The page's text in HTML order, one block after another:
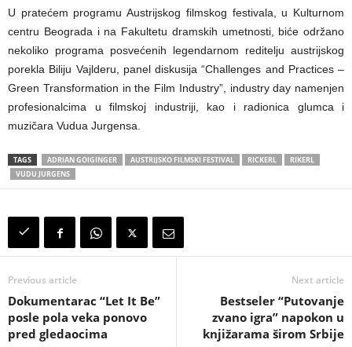
U pratećem programu Austrijskog filmskog festivala, u Kulturnom
centru Beograda i na Fakultetu dramskih umetnosti, biće održano
nekoliko programa posvećenih legendarnom reditelju austrijskog
porekla Biliju Vajlderu, panel diskusija “Challenges and Practices –
Green Transformation in the Film Industry”, industry day namenjen
profesionalcima u filmskoj industriji, kao i radionica glumca i
muzičara Vudua Jurgensa.
TAGS ADRIAN GOIGINGER AUSTRIJSKO FILMSKI FESTIVAL RICKERL
RIKERL
VUDU JURGENS
Previous article
Dokumentarac “Let It Be”
posle pola veka ponovo
pred gledaocima
Next article
Bestseler “Putovanje
zvano igra” napokon u
knjižarama širom Srbije